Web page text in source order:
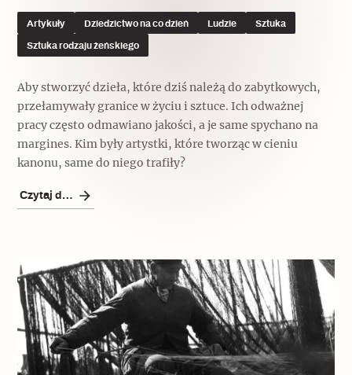
Artykuły Dziedzictwo na co dzień Ludzie Sztuka
Sztuka rodzaju żeńskiego
Aby stworzyć dzieła, które dziś należą do zabytkowych,
przełamywały granice w życiu i sztuce. Ich odważnej
pracy często odmawiano jakości, a je same spychano na
margines. Kim były artystki, które tworząc w cieniu
kanonu, same do niego trafiły?
Czytaj dalej